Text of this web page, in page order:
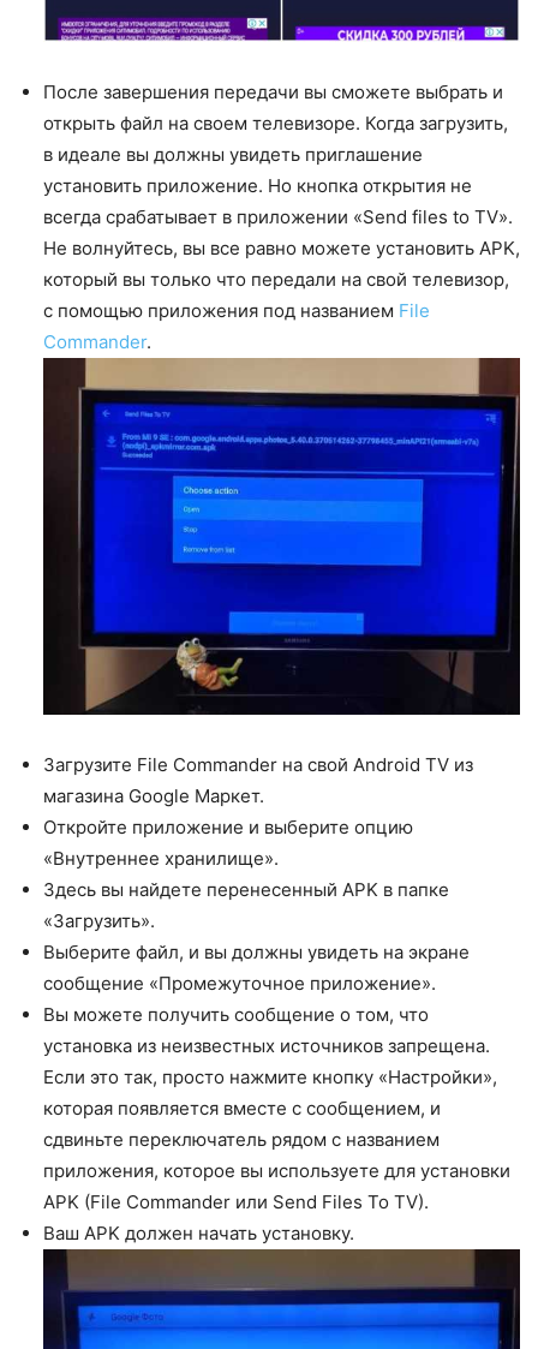
После завершения передачи вы сможете выбрать и
открыть файл на своем телевизоре. Когда загрузить,
в идеале вы должны увидеть приглашение
установить приложение. Но кнопка открытия не
всегда срабатывает в приложении «Send files to TV».
Не волнуйтесь, вы все равно можете установить APK,
который вы только что передали на свой телевизор,
с помощью приложения под названием File
Commander.
Загрузите File Commander на свой Android TV из
магазина Google Маркет.
Откройте приложение и выберите опцию
«Внутреннее хранилище».
Здесь вы найдете перенесенный APK в папке
«Загрузить».
Выберите файл, и вы должны увидеть на экране
сообщение «Промежуточное приложение».
Вы можете получить сообщение о том, что
установка из неизвестных источников запрещена.
Если это так, просто нажмите кнопку «Настройки»,
которая появляется вместе с сообщением, и
сдвиньте переключатель рядом с названием
приложения, которое вы используете для установки
APK (File Commander или Send Files To TV).
Ваш APK должен начать установку.